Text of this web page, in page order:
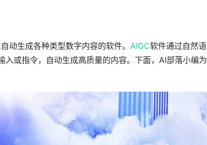
动生成各种类型数字内容的软件。 AIGC软件通过自然语
入或指令，自动生成高质量的内容。下面，AI部落小编为